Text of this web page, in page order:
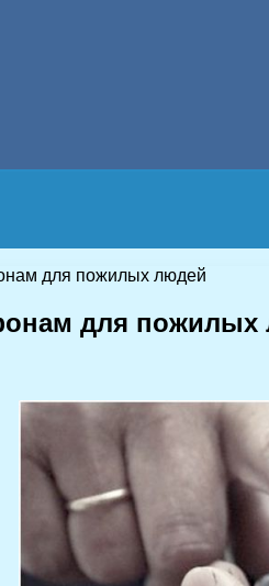
для пожилых людей
для пожилых